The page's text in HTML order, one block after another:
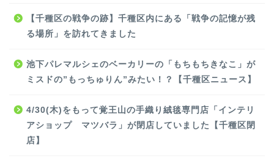
【千種区の戦争の跡】千種区内にある「戦争の記憶が残
る場所」を訪れてきました
池下パレマルシェのベーカリーの「もちもちきなこ」が
ミスドの”もっちゅりん”みたい！？【千種区ニュース】
4/30(木)をもって覚王山の手織り絨毯専門店「インテリ
アショップ マツバラ」が閉店していました【千種区閉
店】